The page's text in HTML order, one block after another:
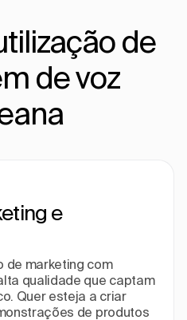
de
de voz
e
de marketing com
qualidade que captam
Quer esteja a criar
de produtos